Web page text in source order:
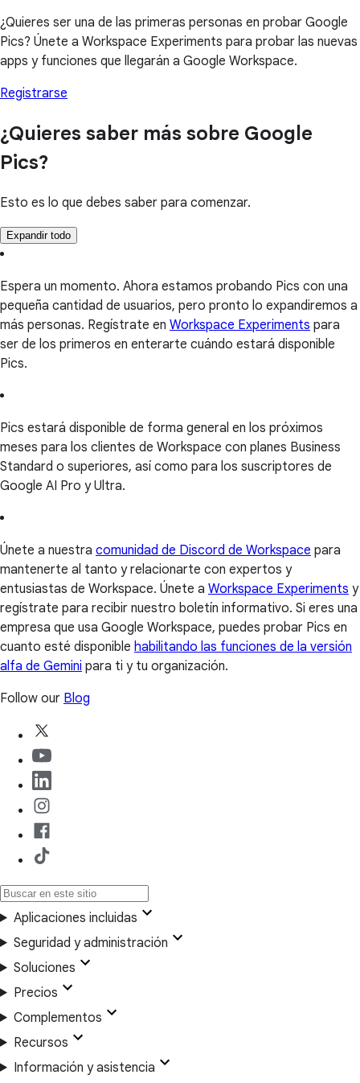
¿Quieres ser una de las primeras personas en probar Google
Pics? Únete a Workspace Experiments para probar las nuevas
apps y funciones que llegarán a Google Workspace.
Registrarse
¿Quieres saber más sobre Google
Pics?
Esto es lo que debes saber para comenzar.
Expandir todo
Espera un momento. Ahora estamos probando Pics con una
pequeña cantidad de usuarios, pero pronto lo expandiremos a
más personas. Regístrate en Workspace Experiments para
ser de los primeros en enterarte cuándo estará disponible
Pics.
Pics estará disponible de forma general en los próximos
meses para los clientes de Workspace con planes Business
Standard o superiores, así como para los suscriptores de
Google AI Pro y Ultra.
Únete a nuestra comunidad de Discord de Workspace para
mantenerte al tanto y relacionarte con expertos y
entusiastas de Workspace. Únete a Workspace Experiments y
regístrate para recibir nuestro boletín informativo. Si eres una
empresa que usa Google Workspace, puedes probar Pics en
cuanto esté disponible habilitando las funciones de la versión
alfa de Gemini para ti y tu organización.
Follow our Blog
Aplicaciones incluidas
Seguridad y administración
Soluciones
Precios
Complementos
Recursos
Información y asistencia